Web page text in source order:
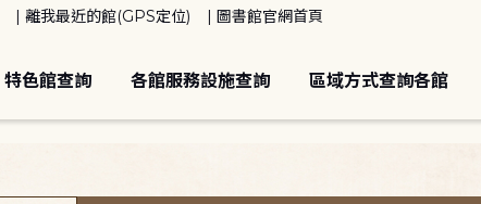
離我最近的館(GPS定位) 圖書館官網首頁
特色館查詢 各館服務設施查詢 區域方式查詢各館